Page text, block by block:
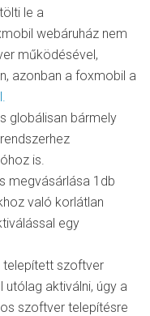
le a
webáruház nem
működésével,
azonban a foxmobil a
globálisan bármely
is.
megvásárlása 1db
való korlátlan
egy
telepített szoftver
utólag aktiválni, úgy a
szoftver telepítésre